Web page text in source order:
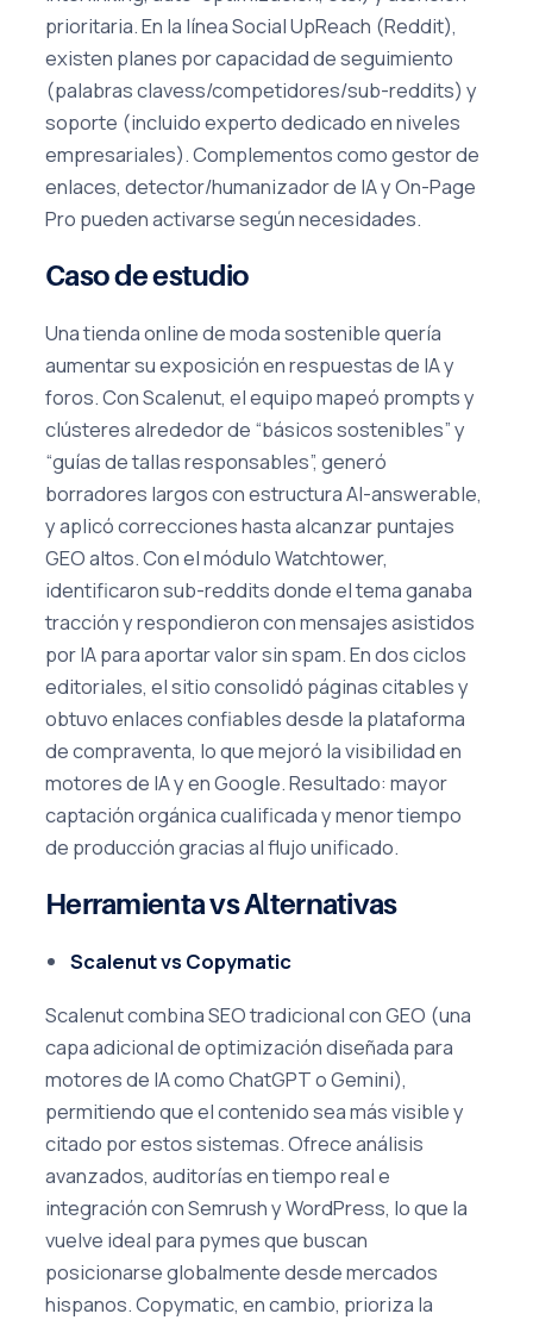
prioritaria. En la línea Social UpReach (Reddit),
existen planes por capacidad de seguimiento
(palabras clavess/competidores/sub-reddits) y
soporte (incluido experto dedicado en niveles
empresariales). Complementos como gestor de
enlaces, detector/humanizador de IA y On-Page
Pro pueden activarse según necesidades.
Caso de estudio
Una tienda online de moda sostenible quería
aumentar su exposición en respuestas de IA y
foros. Con Scalenut, el equipo mapeó prompts y
clústeres alrededor de “básicos sostenibles” y
“guías de tallas responsables”, generó
borradores largos con estructura AI-answerable,
y aplicó correcciones hasta alcanzar puntajes
GEO altos. Con el módulo Watchtower,
identificaron sub-reddits donde el tema ganaba
tracción y respondieron con mensajes asistidos
por IA para aportar valor sin spam. En dos ciclos
editoriales, el sitio consolidó páginas citables y
obtuvo enlaces confiables desde la plataforma
de compraventa, lo que mejoró la visibilidad en
motores de IA y en Google. Resultado: mayor
captación orgánica cualificada y menor tiempo
de producción gracias al flujo unificado.
Herramienta vs Alternativas
Scalenut vs Copymatic
Scalenut combina SEO tradicional con GEO (una
capa adicional de optimización diseñada para
motores de IA como ChatGPT o Gemini),
permitiendo que el contenido sea más visible y
citado por estos sistemas. Ofrece análisis
avanzados, auditorías en tiempo real e
integración con Semrush y WordPress, lo que la
vuelve ideal para pymes que buscan
posicionarse globalmente desde mercados
hispanos. Copymatic, en cambio, prioriza la